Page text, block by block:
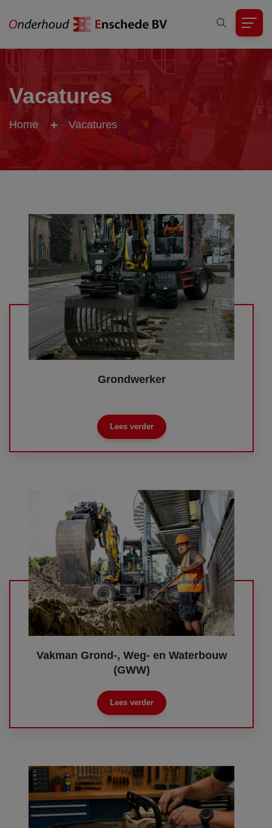
Vacatures
Home Vacatures
Grondwerker
Lees verder
Vakman Grond-, Weg- en Waterbouw
(GWW)
Lees verder